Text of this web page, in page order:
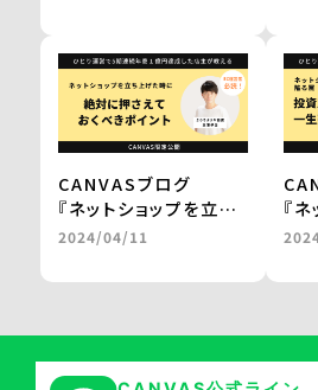
百貨店やJALの通販で
の販売を実現
＜from buyer’s
one＞
by
CANVASブログ
『ネットショップを立ち
上げた時に
きポイント。』
2024/04/11
『
な
投
生